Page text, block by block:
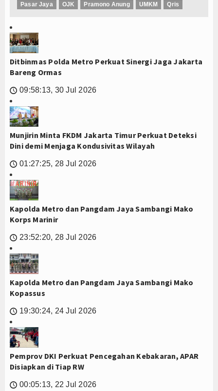
Pasar Jaya
OJK Pramono Anung UMKM Qris
Ditbinmas Polda Metro Perkuat Sinergi Jaga Jakarta
Bareng Ormas
🕔 09:58:13, 30 Jul 2026
Munjirin Minta FKDM Jakarta Timur Perkuat Deteksi
Dini demi Menjaga Kondusivitas Wilayah
🕔 01:27:25, 28 Jul 2026
Kapolda Metro dan Pangdam Jaya Sambangi Mako
Korps Marinir
🕔 23:52:20, 28 Jul 2026
Kapolda Metro dan Pangdam Jaya Sambangi Mako
Kopassus
🕔 19:30:24, 24 Jul 2026
Pemprov DKI Perkuat Pencegahan Kebakaran, APAR
Disiapkan di Tiap RW
🕔 00:05:13, 22 Jul 2026